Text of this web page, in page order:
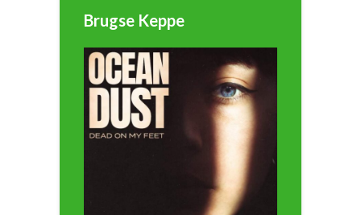
Brugse Keppe